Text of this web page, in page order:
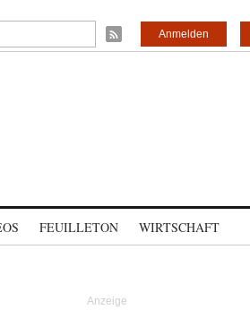
Anmelden
FEUILLETON WIRTSCHAFT